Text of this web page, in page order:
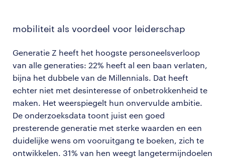
mobiliteit als voordeel voor leiderschap
Generatie Z heeft het hoogste personeelsverloop
van alle generaties: 22% heeft al een baan verlaten,
bijna het dubbele van de Millennials. Dat heeft
echter niet met desinteresse of onbetrokkenheid te
maken. Het weerspiegelt hun onvervulde ambitie.
De onderzoeksdata toont juist een goed
presterende generatie met sterke waarden en een
duidelijke wens om vooruitgang te boeken, zich te
ontwikkelen. 31% van hen weegt langetermijndoelen